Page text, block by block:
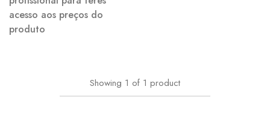
acesso aos preços do
produto
Showing 1 of 1 product